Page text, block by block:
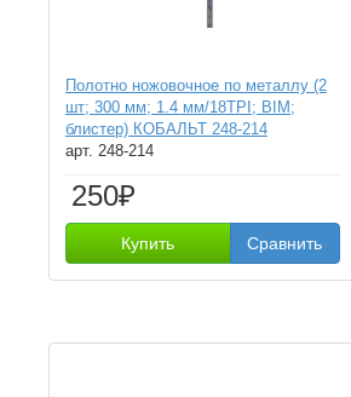
Полотно ножовочное по металлу (2
шт; 300 мм; 1.4 мм/18TPI; BIM;
блистер) КОБАЛЬТ 248-214
арт. 248-214
250₽
Купить Сравнить